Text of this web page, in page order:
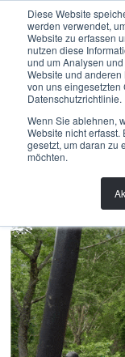
Diese Website
werden verwendet,
Website zu erfassen
nutzen diese
und um Analysen
Website und
von uns
Datenschutzrichtlinie.
Wenn Sie ablehnen,
Website nicht
gesetzt, um daran zu
möchten.
Back
VALERIE
Trailspezialistin